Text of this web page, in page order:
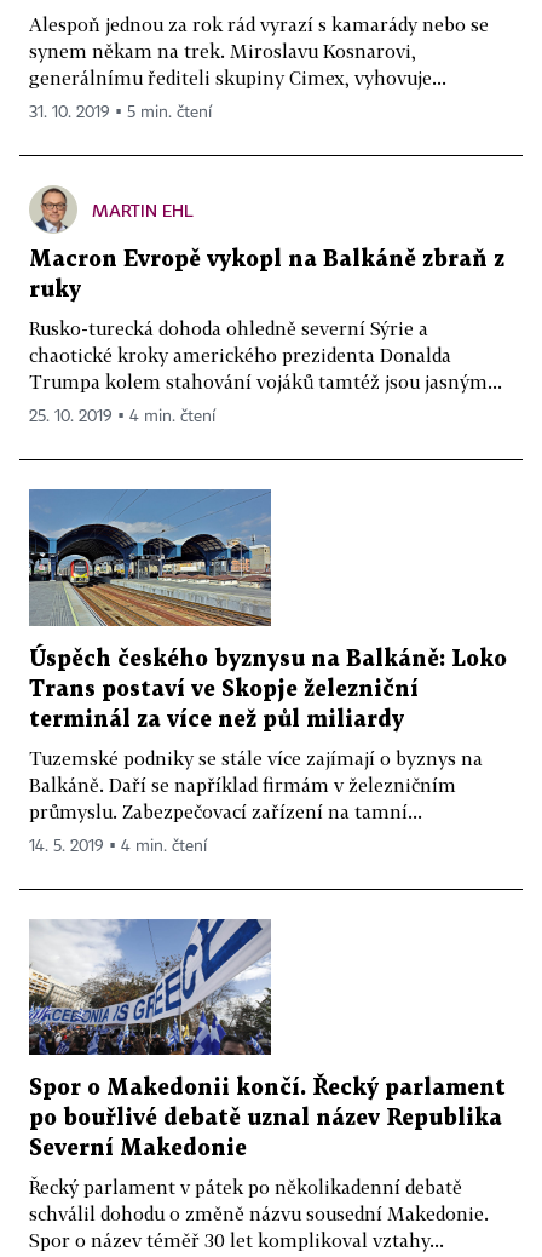
Alespoň jednou za rok rád vyrazí s kamarády nebo se
synem někam na trek. Miroslavu Kosnarovi,
generálnímu řediteli skupiny Cimex, vyhovuje...
31. 10. 2019 ▪ 5 min. čtení
MARTIN EHL
Macron Evropě vykopl na Balkáně zbraň z
ruky
Rusko-turecká dohoda ohledně severní Sýrie a
chaotické kroky amerického prezidenta Donalda
Trumpa kolem stahování vojáků tamtéž jsou jasným...
25. 10. 2019 ▪ 4 min. čtení
Úspěch českého byznysu na Balkáně: Loko
Trans postaví ve Skopje železniční
terminál za více než půl miliardy
Tuzemské podniky se stále více zajímají o byznys na
Balkáně. Daří se například firmám v železničním
průmyslu. Zabezpečovací zařízení na tamní...
14. 5. 2019 ▪ 4 min. čtení
Spor o Makedonii končí. Řecký parlament
po bouřlivé debatě uznal název Republika
Severní Makedonie
Řecký parlament v pátek po několikadenní debatě
schválil dohodu o změně názvu sousední Makedonie.
Spor o název téměř 30 let komplikoval vztahy...